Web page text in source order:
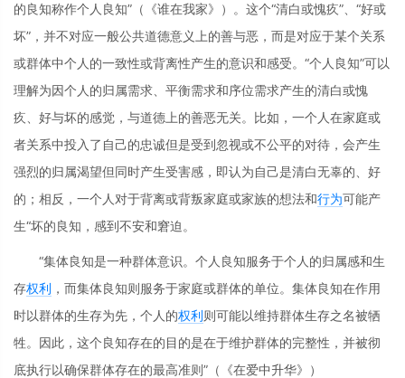
的良知称作个人良知”（《谁在我家》）。这个“清白或愧疚”、“好或
坏”，并不对应一般公共道德意义上的善与恶，而是对应于某个关系
或群体中个人的一致性或背离性产生的意识和感受。“个人良知”可以
理解为因个人的归属需求、平衡需求和序位需求产生的清白或愧
疚、好与坏的感觉，与道德上的善恶无关。比如，一个人在家庭或
者关系中投入了自己的忠诚但是受到忽视或不公平的对待，会产生
强烈的归属渴望但同时产生受害感，即认为自己是清白无辜的、好
的；相反，一个人对于背离或背叛家庭或家族的想法和行为可能产
生“坏的良知，感到不安和窘迫。
“集体良知是一种群体意识。个人良知服务于个人的归属感和生
存权利 ，而集体良知则服务于家庭或群体的单位。集体良知在作用
时以群体的生存为先，个人的权利则可能以维持群体生存之名被牺
牲。因此，这个良知存在的目的是在于维护群体的完整性，并被彻
底执行以确保群体存在的最高准则”（《在爱中升华》）